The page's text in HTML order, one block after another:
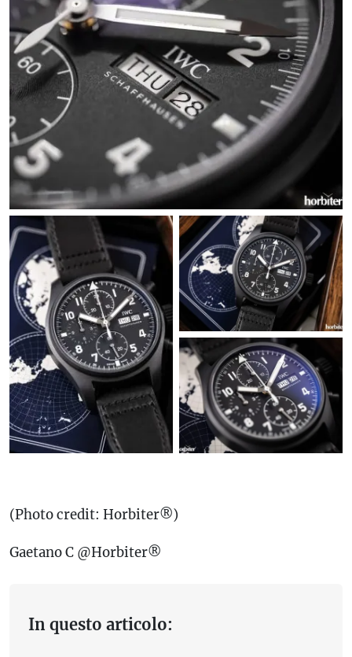
(Photo credit: Horbiter®)
Gaetano C @Horbiter®
In questo articolo: